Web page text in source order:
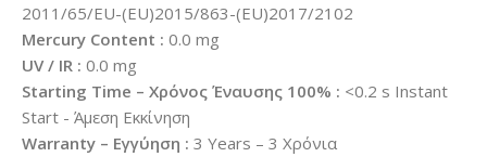
2011/65/EU-(EU)2015/863-(EU)2017/2102
Mercury Content : 0.0 mg
UV / IR : 0.0 mg
Starting Time – Χρόνος Έναυσης 100% : <0.2 s Instant
Start - Άμεση Εκκίνηση
Warranty – Εγγύηση : 3 Years – 3 Χρόνια